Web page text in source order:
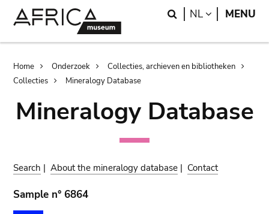
Search
NL LANGUAGE
MENU
Breadcrumb
Home Onderzoek
Collecties, archieven en bibliotheken
Collecties
Mineralogy Database
Mineralogy Database
Search |About the mineralogy database | Contact
Sample n° 6864